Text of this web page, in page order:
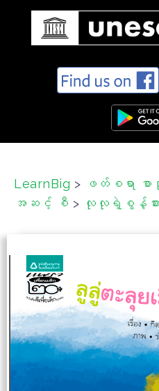
e
LearnBig > ဖတ်စရာ စာအု
အဆင့် စီ > လုလုရဲ့စွန့်စား